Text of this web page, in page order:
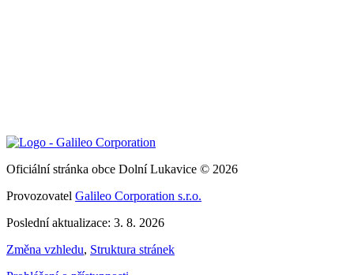
Oficiální stránka obce Dolní Lukavice © 2026
Provozovatel Galileo Corporation s.r.o.
Poslední aktualizace: 3. 8. 2026
Změna vzhledu, Struktura stránek